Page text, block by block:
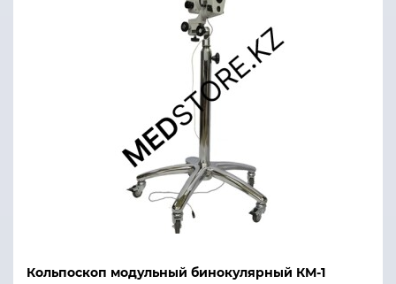
Кольпоскоп модульный бинокулярный КМ-1